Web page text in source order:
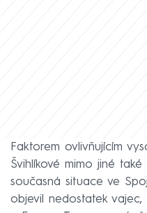
Faktorem ovlivňujícím
Švihlíkové mimo jiné
současná situace ve
objevil nedostatek